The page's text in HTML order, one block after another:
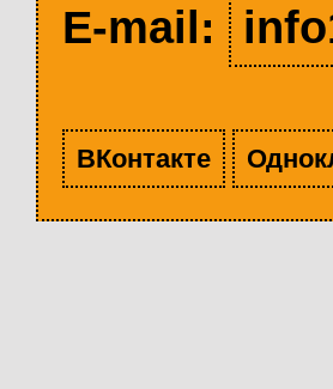
E-mail:
ВКонтакте